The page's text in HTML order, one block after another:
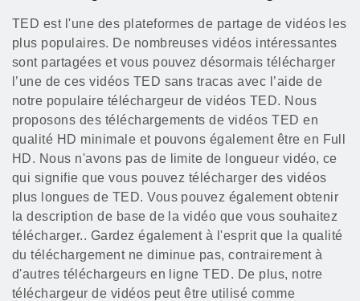
TED est l'une des plateformes de partage de vidéos les
plus populaires. De nombreuses vidéos intéressantes
sont partagées et vous pouvez désormais télécharger
l’une de ces vidéos TED sans tracas avec l’aide de
notre populaire téléchargeur de vidéos TED. Nous
proposons des téléchargements de vidéos TED en
qualité HD minimale et pouvons également être en Full
HD. Nous n'avons pas de limite de longueur vidéo, ce
qui signifie que vous pouvez télécharger des vidéos
plus longues de TED. Vous pouvez également obtenir
la description de base de la vidéo que vous souhaitez
télécharger.. Gardez également à l'esprit que la qualité
du téléchargement ne diminue pas, contrairement à
d'autres téléchargeurs en ligne TED. De plus, notre
téléchargeur de vidéos peut être utilisé comme